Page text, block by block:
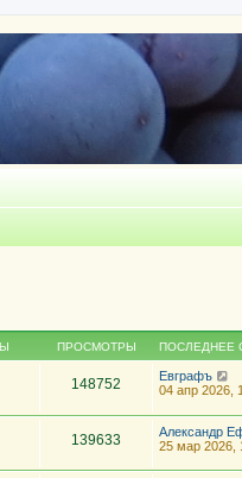
ПРОСМОТРЫ ПОСЛЕДНЕЕ
148752
Евграфъ
04 апр 2026,
139633
Александр
25 мар 2026,